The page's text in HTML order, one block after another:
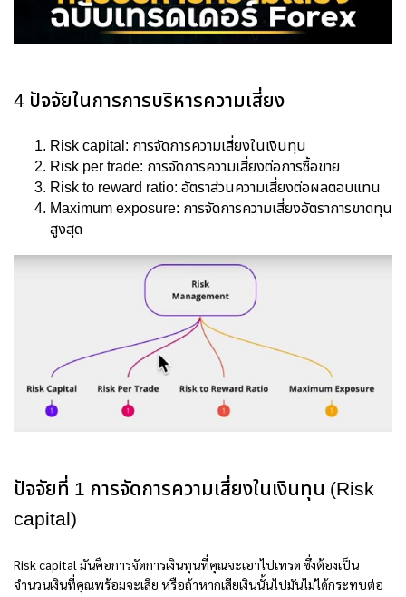
4 ปัจจัยในการการบริหารความเสี่ยง
Risk capital: การจัดการความเสี่ยงในเงินทุน
Risk per trade: การจัดการความเสี่ยงต่อการซื้อขาย
Risk to reward ratio: อัตราส่วนความเสี่ยงต่อผลตอบแทน
Maximum exposure: การจัดการความเสี่ยงอัตราการขาดทุน
สูงสุด
ปัจจัยที่ 1 การจัดการความเสี่ยงในเงินทุน (Risk
capital)
Risk capital มันคือการจัดการเงินทุนที่คุณจะเอาไปเทรด ซึ่งต้องเป็น
จำนวนเงินที่คุณพร้อมจะเสีย หรือถ้าหากเสียเงินนั้นไปมันไม่ได้กระทบต่อ